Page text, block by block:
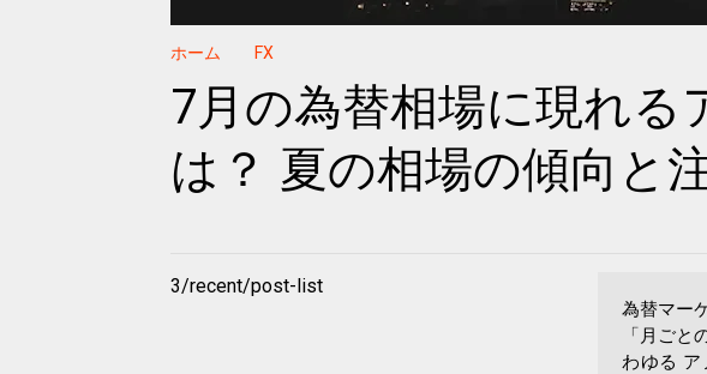
ホーム FX
7月の為替相場に現れる
は？ 夏の相場の傾向と
3/recent/post-list
為替マー
「月ご
わゆる ア